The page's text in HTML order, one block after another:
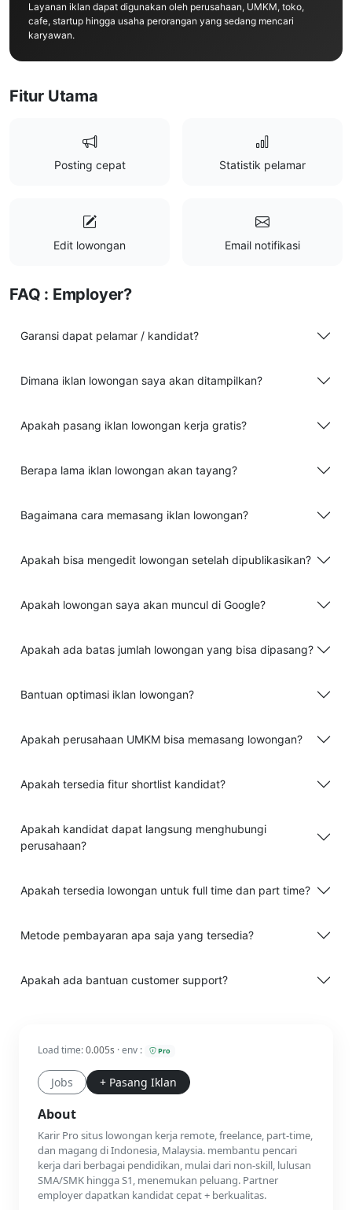
Layanan iklan dapat digunakan oleh perusahaan, UMKM, toko,
cafe, startup hingga usaha perorangan yang sedang mencari
karyawan.
Fitur Utama
Posting cepat Statistik pelamar
Edit lowongan Email notifikasi
FAQ : Employer?
Garansi dapat pelamar / kandidat?
Dimana iklan lowongan saya akan ditampilkan?
Apakah pasang iklan lowongan kerja gratis?
Berapa lama iklan lowongan akan tayang?
Bagaimana cara memasang iklan lowongan?
Apakah bisa mengedit lowongan setelah dipublikasikan?
Apakah lowongan saya akan muncul di Google?
Apakah ada batas jumlah lowongan yang bisa dipasang?
Bantuan optimasi iklan lowongan?
Apakah perusahaan UMKM bisa memasang lowongan?
Apakah tersedia fitur shortlist kandidat?
Apakah kandidat dapat langsung menghubungi
perusahaan?
Apakah tersedia lowongan untuk full time dan part time?
Metode pembayaran apa saja yang tersedia?
Apakah ada bantuan customer support?
Load time:0.005s · env : Pro
Jobs + Pasang Iklan
About
Karir Pro situs lowongan kerja remote, freelance, part-time,
dan magang di Indonesia, Malaysia. membantu pencari
kerja dari berbagai pendidikan, mulai dari non-skill, lulusan
SMA/SMK hingga S1, menemukan peluang. Partner
employer dapatkan kandidat cepat + berkualitas.